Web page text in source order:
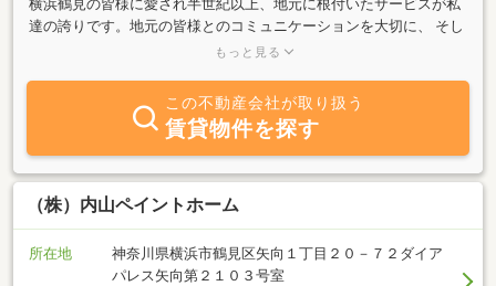
横浜鶴見の皆様に愛され半世紀以上、地元に根付いたサービスが私
達の誇りです。地元の皆様とのコミュニケーションを大切に、 そし
て一つ一つのお仕事に感謝しながらの日々、気がつけば当社は2023
き上げたお客様との信頼関係は、まさに老舗の強み、ずっと守って
行きたいと考えています。 そして、日々より多くの皆様に、ここ
ろのこもったサービスをはじめ最新の情報をご提供していくことを
大切に考えているのが、私ども岩本不動産なのです。たった5人の
個性派集団ですがまさに”老舗の凄味は個性に出ます“
もっと見る
この不動産会社が取り扱う
賃貸物件を探す
（株）内山ペイントホーム
所在地
神奈川県横浜市鶴見区矢向１丁目２０－７２ダイア
パレス矢向第２１０３号室